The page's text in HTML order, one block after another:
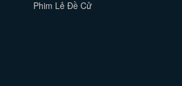
Phim Lẻ Đề Cử